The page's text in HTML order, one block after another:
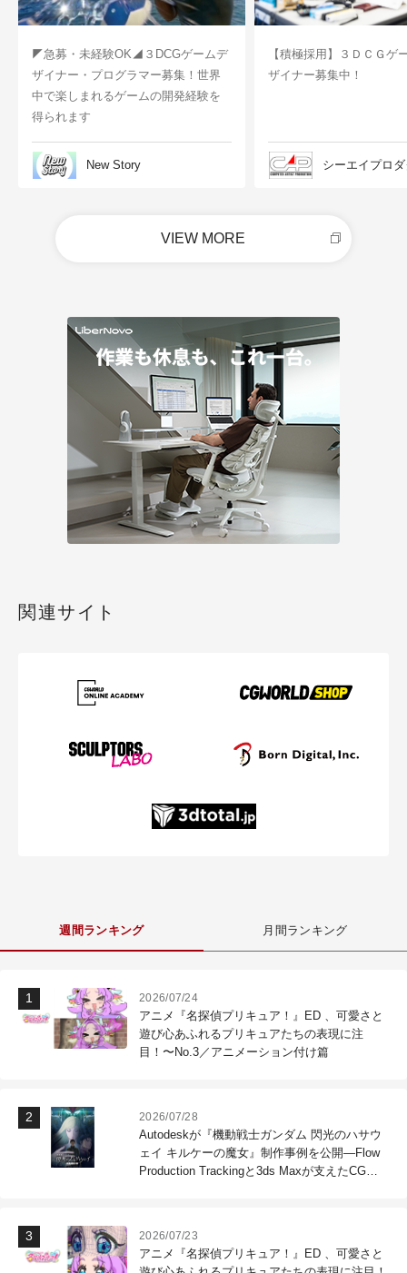
◤急募・未経験OK◢３DCGゲームデ
ザイナー・プログラマー募集！世界
中で楽しまれるゲームの開発経験を
得られます
New Story
【積極採用】３ＤＣＧゲ
ザイナー募集中！
シーエイプロ
VIEW MORE
関連サイト
週間ランキング 月間ランキング
2026/07/24
アニメ『名探偵プリキュア！』ED 、可愛さと
遊び心あふれるプリキュアたちの表現に注
目！〜No.3／アニメーション付け篇
2026/07/28
Autodeskが『機動戦士ガンダム 閃光のハサウ
ェイ キルケーの魔女』制作事例を公開―Flow
Production Trackingと3ds Maxが支えたCG制
2026/07/23
アニメ『名探偵プリキュア！』ED 、可愛さと